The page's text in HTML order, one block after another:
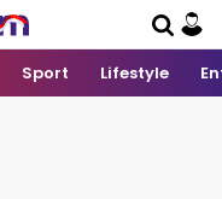
Sport Lifestyle